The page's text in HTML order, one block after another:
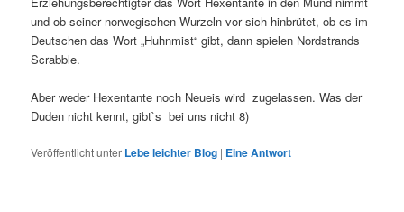
und ob seiner norwegischen Wurzeln vor sich hinbrütet, ob es im
Deutschen das Wort „Huhnmist“ gibt, dann spielen Nordstrands
Scrabble.
Aber weder Hexentante noch Neueis wird zugelassen. Was der
Duden nicht kennt, gibt`s bei uns nicht 8)
Veröffentlicht unter Lebe leichter Blog | EineAntwort